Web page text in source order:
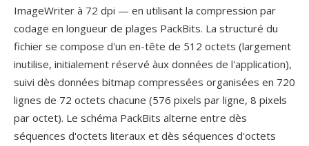
ImageWriter à 72 dpi — en utilisant la compression par
codage en longueur de plages PackBits. La structuré du
fichier se compose d'un en-tête de 512 octets (largement
inutilise, initialement réservé àux données de l'application),
suivi dès données bitmap compressées organisées en 720
lignes de 72 octets chacune (576 pixels par ligne, 8 pixels
par octet). Le schéma PackBits alterne entre dès
séquences d'octets literaux et dès séquences d'octets